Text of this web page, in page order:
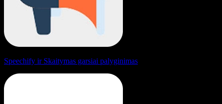
Speechify ir Skaitymas garsiai palyginimas